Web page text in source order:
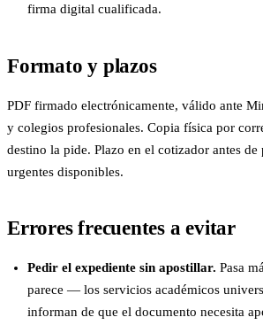
firma digital cualificada.
Formato y plazos
PDF firmado electrónicamente, válido ante
y colegios profesionales. Copia física por
destino la pide. Plazo en el cotizador antes de
urgentes disponibles.
Errores frecuentes a evitar
Pedir el expediente sin apostillar. Pasa
parece — los servicios académicos
informan de que el documento necesita